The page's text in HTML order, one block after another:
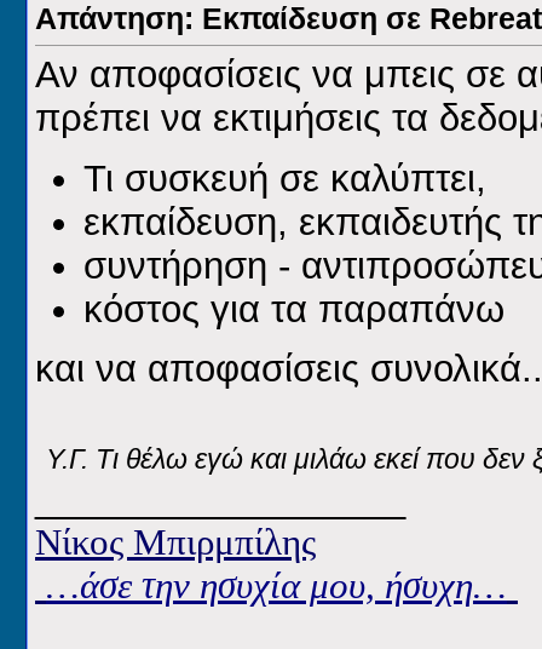
Απάντηση: Εκπαίδευση σε
Αν αποφασίσεις να μπεις σε
πρέπει να εκτιμήσεις τα
Τι συσκευή σε καλύπτει,
εκπαίδευση, εκπαιδευτής
συντήρηση -
κόστος για τα παραπάνω
και να αποφασίσεις
Υ.Γ. Τι θέλω εγώ και μιλάω εκεί που
Νίκος Μπιρμπίλης
…άσε την ησυχία μου, ήσυχη…